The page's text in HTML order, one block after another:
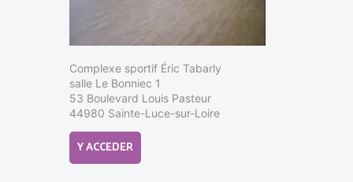
Complexe sportif Éric Tabarly
salle Le Bonniec 1
53 Boulevard Louis Pasteur
44980 Sainte-Luce-sur-Loire
Y ACCEDER